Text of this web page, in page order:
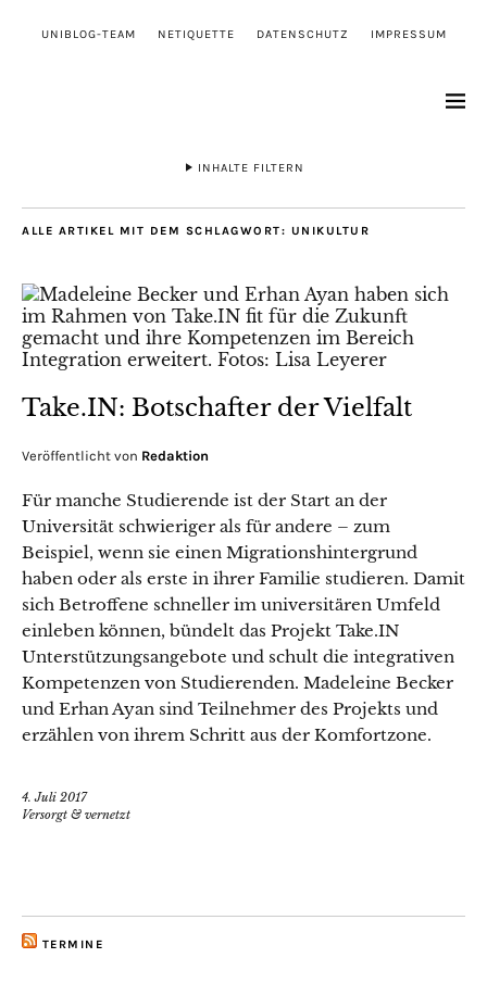
UNIBLOG-TEAM NETIQUETTE DATENSCHUTZ IMPRESSUM
INHALTE FILTERN
ALLE ARTIKEL MIT DEM SCHLAGWORT: UNIKULTUR
Take.IN: Botschafter der Vielfalt
Veröffentlicht von Redaktion
Für manche Studierende ist der Start an der
Universität schwieriger als für andere – zum
Beispiel, wenn sie einen Migrationshintergrund
haben oder als erste in ihrer Familie studieren. Damit
sich Betroffene schneller im universitären Umfeld
einleben können, bündelt das Projekt Take.IN
Unterstützungsangebote und schult die integrativen
Kompetenzen von Studierenden. Madeleine Becker
und Erhan Ayan sind Teilnehmer des Projekts und
erzählen von ihrem Schritt aus der Komfortzone.
4. Juli 2017
Versorgt & vernetzt
TERMINE